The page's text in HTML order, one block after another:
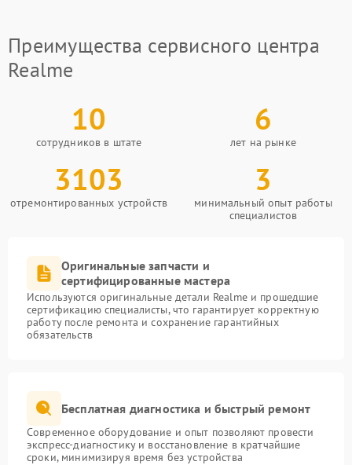
Преимущества сервисного центра
Realme
10
сотрудников в штате
6
лет на рынке
3103
отремонтированных устройств
3
минимальный опыт работы
специалистов
Оригинальные запчасти и
сертифицированные мастера
Используются оригинальные детали Realme и прошедшие
сертификацию специалисты, что гарантирует корректную
работу после ремонта и сохранение гарантийных
обязательств
Бесплатная диагностика и быстрый ремонт
Современное оборудование и опыт позволяют провести
экспресс-диагностику и восстановление в кратчайшие
сроки, минимизируя время без устройства